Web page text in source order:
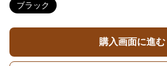
ブラック
購入画面に進む